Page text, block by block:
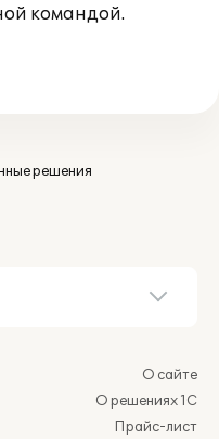
командой.
решения
О сайте
О решениях 1С
Прайс-лист